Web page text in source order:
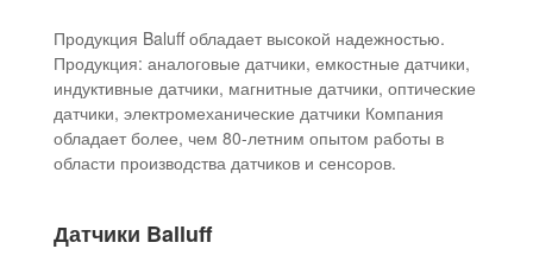
Продукция Baluff обладает высокой надежностью.
Продукция: аналоговые датчики, емкостные датчики,
индуктивные датчики, магнитные датчики, оптические
датчики, электромеханические датчики Компания
обладает более, чем 80-летним опытом работы в
области производства датчиков и сенсоров.
Датчики Balluff